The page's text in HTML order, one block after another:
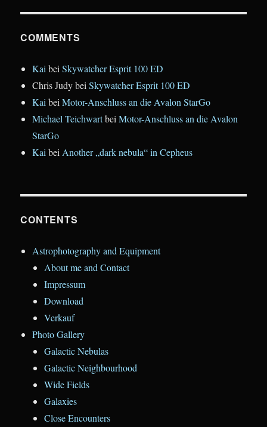
COMMENTS
Kai beiSkywatcher Esprit 100 ED
Chris JudybeiSkywatcher Esprit 100 ED
Kai beiMotor-Anschluss an die Avalon StarGo
Michael TeichwartbeiMotor-Anschluss an die Avalon
StarGo
Kai bei Another „dark nebula“ in Cepheus
CONTENTS
Astrophotography and Equipment
About me and Contact
Impressum
Download
Verkauf
Photo Gallery
Galactic Nebulas
Galactic Neighbourhood
Wide Fields
Galaxies
Close Encounters